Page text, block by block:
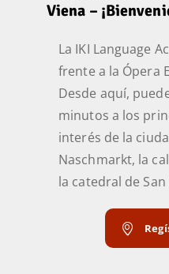
Viena –
La IKI Language
frente a la Ópera
Desde aquí,
minutos a los
interés de la
Naschmarkt, la
la catedral de San